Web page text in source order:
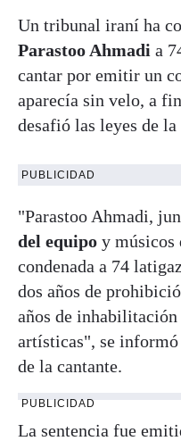
Un tribunal iraní ha
Parastoo Ahmadi a
cantar por emitir un
aparecía sin velo, a
desafió las leyes de
PUBLICIDAD
"Parastoo Ahmadi,
del equipo y
condenada a 74
dos años de
años de
artísticas", se informó
de la cantante.
PUBLICIDAD
La sentencia fue